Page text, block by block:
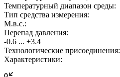
Температурный диапазон среды:
Тип средства измерения:
М.в.с.:
Перепад давления:
-0.6 ... +3.4
Технологические присоединения:
Характеристики: